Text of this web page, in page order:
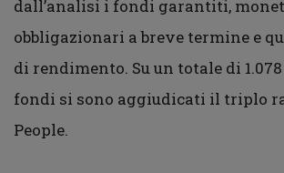
dall’analisi i fondi garantiti,
obbligazionari a breve termine e
di rendimento. Su un totale di
fondi si sono aggiudicati il triplo
People.